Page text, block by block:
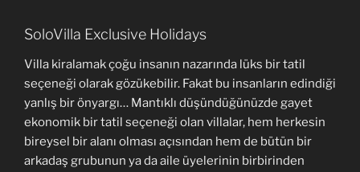
SoloVilla Exclusive Holidays
Villa kiralamak çoğu insanın nazarında lüks bir tatil
seçeneği olarak gözükebilir. Fakat bu insanların edindiği
yanlış bir önyargı… Mantıklı düşündüğünüzde gayet
ekonomik bir tatil seçeneği olan villalar, hem herkesin
bireysel bir alanı olması açısından hem de bütün bir
arkadaş grubunun ya da aile üyelerinin birbirinden